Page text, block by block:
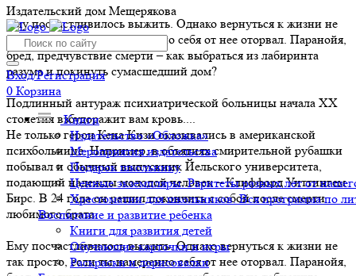
Издательский дом Мещерякова
Вход/Регистрация
0 Корзина
Книги
Издательство «Обложка»
Мероприятия издательства
Подарок школьнику
Ценные экземпляры. Раритеты разных лет от
Хрестоматии для школьников. Вся программа по
Воспитание и развитие ребенка
Книги для развития детей
Обучающие карточки и игры
Раскраски и дорисовалки
Ему посчастливилось выжить. Однако вернуться к жизни не
так просто, если ты намеренно себя от нее оторвал. Паранойя,
бред, предчувствие смерти – как выбраться из лабиринта
разума и покинуть сумасшедший дом?
Подлинный антураж психиатрической больницы начала ХХ
столетия взбудоражит вам кровь....
Не только герои Кена Кизи оказывались в американской
психбольнице. Например, в объятиях смирительной рубашки
побывал и обычный выпускник Йельского университета,
подающий надежды молодой человек – Клиффорд Уиттингем
Бирс. В 24 года он решил покончить с собой после смерти
любимого брата.
Ему посчастливилось выжить. Однако вернуться к жизни не
так просто, если ты намеренно себя от нее оторвал. Паранойя,